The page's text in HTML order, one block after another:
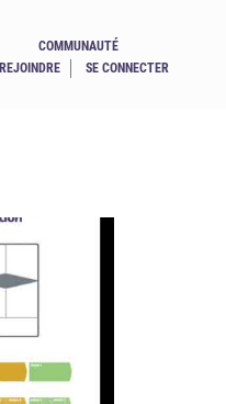
COMMUNAUTÉ
REJOINDRE
SE CONNECTER